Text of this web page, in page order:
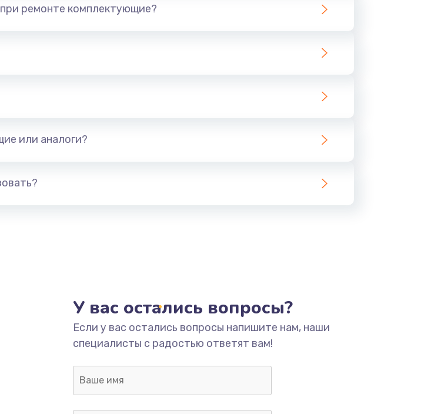
при ремонте комплектующие?
или аналоги?
У вас остались вопросы?
Если у вас остались вопросы напишите нам, наши
специалисты с радостью ответят вам!